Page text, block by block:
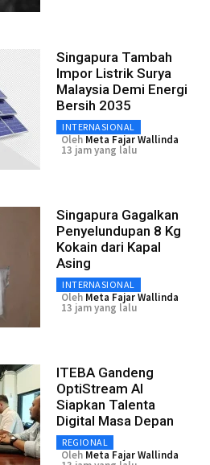
Singapura Tambah
Impor Listrik Surya
Malaysia Demi Energi
Bersih 2035
INTERNASIONAL
Oleh Meta Fajar Wallinda
13 jam yang lalu
Singapura Gagalkan
Penyelundupan 8 Kg
Kokain dari Kapal
Asing
INTERNASIONAL
Oleh Meta Fajar Wallinda
13 jam yang lalu
ITEBA Gandeng
OptiStream AI
Siapkan Talenta
Digital Masa Depan
REGIONAL
Oleh Meta Fajar Wallinda